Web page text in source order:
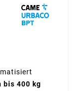
bis 400 kg